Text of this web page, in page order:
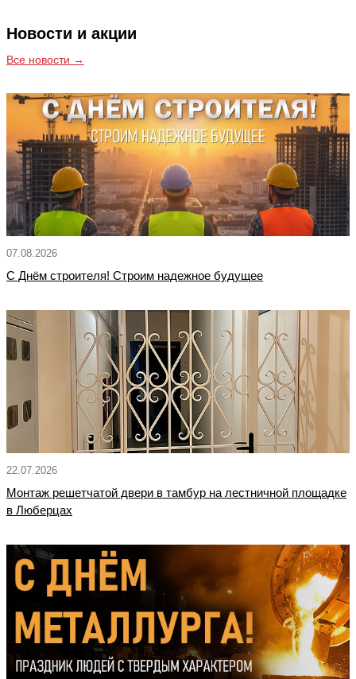
Новости и акции
Все новости →
07.08.2026
С Днём строителя! Строим надежное будущее
22.07.2026
Монтаж решетчатой двери в тамбур на лестничной площадке
в Люберцах